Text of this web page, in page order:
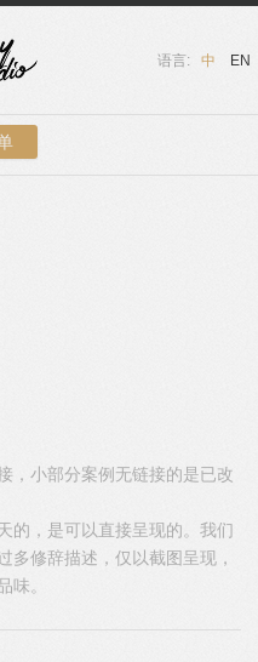
语言: 中 EN
，小部分案例无链接的是已改
的，是可以直接呈现的。我们
多修辞描述，仅以截图呈现，
味。